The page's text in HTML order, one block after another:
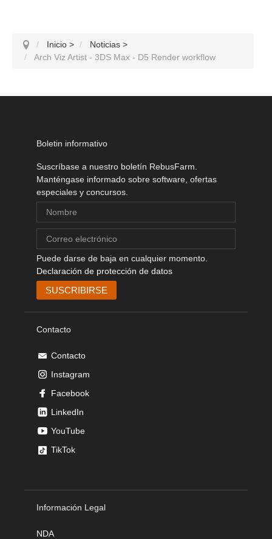
Inicio > Noticias >
Arch Viz Artist - 3DS Max - D5 Render workflow
Boletin informativo
Suscríbase a nuestro boletín RebusFarm.
Manténgase informado sobre software, ofertas
especiales y concursos.
Puede darse de baja en cualquier momento.
Declaración de protección de datos
Contacto
Contacto
Instagram
Facebook
LinkedIn
YouTube
TikTok
Información Legal
NDA